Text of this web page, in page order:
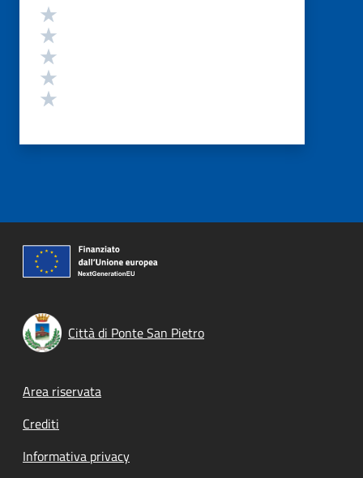
Valutazione
Città di Ponte San Pietro
Footer menu
Area riservata
Crediti
Informativa privacy